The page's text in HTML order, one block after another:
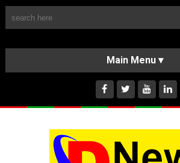
HOME
ABOUT US